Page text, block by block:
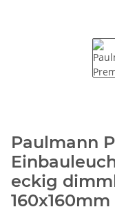
Paulmann
eckig